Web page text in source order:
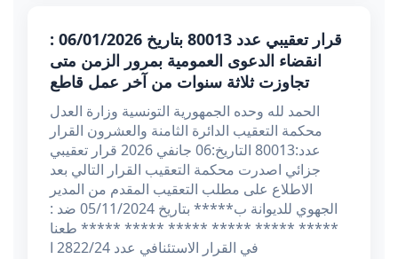
قرار تعقيبي عدد 80013 بتاريخ 06/01/2026 :
انقضاء الدعوى العمومية بمرور الزمن متى
تجاوزت ثلاثة سنوات من آخر عمل قاطع
الحمد لله وحده الجمهورية التونسية وزارة العدل
محكمة التعقيب الدائرة الثامنة والعشرون القرار
عدد:80013 التاريخ:06 جانفي 2026 قرار تعقيبي
جزائي اصدرت محكمة التعقيب القرار التالي بعد
الاطلاع على مطلب التعقيب المقدم من المدير
الجهوي للديوانة ب***** بتاريخ 05/11/2024 ضد :
***** ***** ***** ***** ***** ***** طعنا
في القرار الاستئنافي عدد 2822/24 ا